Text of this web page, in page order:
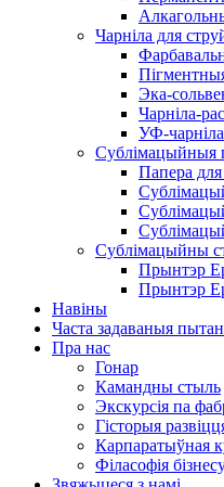
Чарніла для
Эка-
Чарніла-
УФ-чарніла
Сублімацыйныя
Папера
Сублімацыйны
Прынтэр
Прынтэр
Навіны
Часта задаваныя
Пра нас
Гонар
Камандны стыль
Экскурсія па
Гісторыя
Карпаратыўная
Філасофія